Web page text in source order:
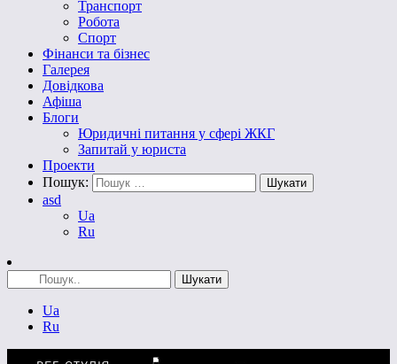
Транспорт
Робота
Спорт
Фінанси та бізнес
Галерея
Довідкова
Афіша
Блоги
Юридичні питання у сфері ЖКГ
Запитай у юриста
Проекти
Пошук:
asd
Ua
Ru
Ua
Ru